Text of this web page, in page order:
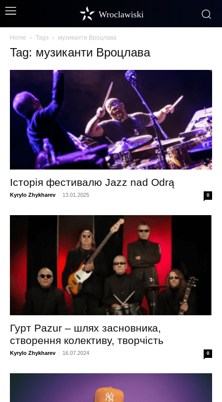
Wroclawiski
Home Tags музиканти Вроцлава
Tag: музиканти Вроцлава
Історія фестивалю Jazz nad Odrą
Kyrylo Zhykharev - 13.01.2025 0
Гурт Pazur – шлях засновника,
створення колективу, творчість
Kyrylo Zhykharev - 16.07.2024 0